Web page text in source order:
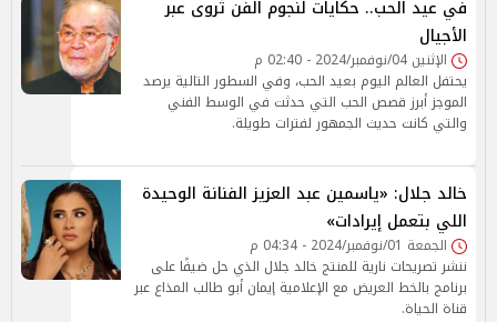
في عيد الحب.. حكايات لنجوم الفن تُروى عبر
الأجيال
الإثنين 04/نوفمبر/2024 - 02:40 م
يحتفل العالم اليوم بعيد الحب، وفي السطور التالية يرصد
الموجز أبرز قصص الحب التي حدثت في الوسط الفني
والتي كانت حديث الجمهور لفترات طويلة.
خالد جلال: «ياسمين عبد العزيز الفنانة الوحيدة
اللي بتعمل إيرادات»
الجمعة 01/نوفمبر/2024 - 04:34 م
ننشر تصريحات نارية للمنتج خالد جلال الذي حل ضيفًا على
برنامج بالخط العريض مع الإعلامية إيمان أبو طالب المذاع عبر
قناة الحياة.